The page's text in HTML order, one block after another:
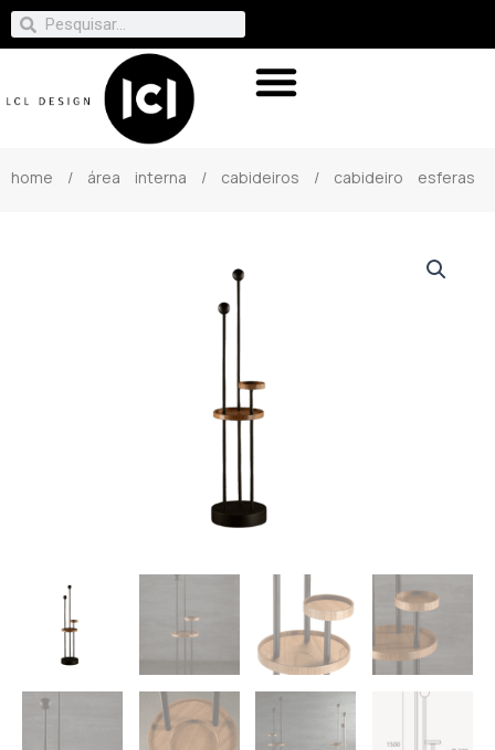
home / área interna / cabideiros / cabideiro esferas